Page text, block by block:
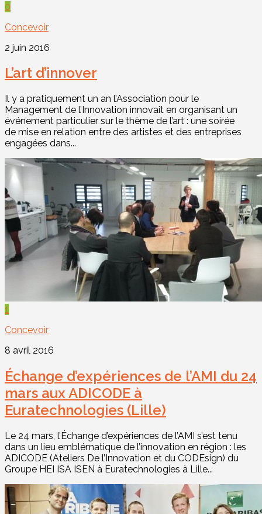
0
Concevoir
2 juin 2016
L’art d’innover
Il y a pratiquement un an l’Association pour le
Management de l’Innovation innovait en organisant un
événement particulier sur le thème de l’art : une soirée
de mise en relation entre des artistes et des entreprises
engagées dans...
1
Concevoir
8 avril 2016
Échange d’expériences de l’AMI du 24
mars aux ADICODE à
Euratechnologies (Lille)
Le 24 mars, l’Échange d’expériences de l’AMI s’est tenu
dans un lieu emblématique de l’innovation en région : les
ADICODE (Ateliers De l’Innovation et du CODEsign) du
Groupe HEI ISA ISEN à Euratechnologies à Lille...